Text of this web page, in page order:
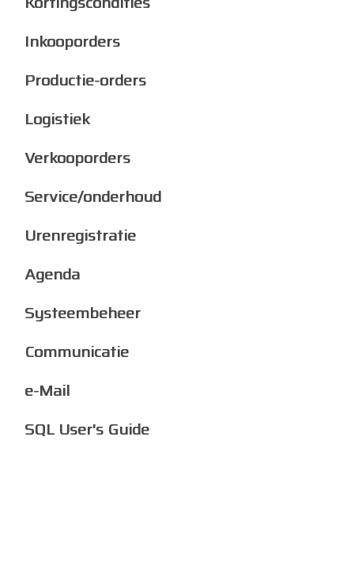
Inkooporders
Productie-orders
Logistiek
Verkooporders
Service/onderhoud
Urenregistratie
Agenda
Systeembeheer
Communicatie
e-Mail
SQL User's Guide